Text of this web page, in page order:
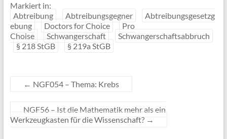
Markiert in:
Abtreibung
Abtreibungsgegner
Abtreibungsgesetzg
ebung
Doctors for Choice
Pro
Choise
Schwangerschaft
Schwangerschaftsabbruch
§ 218 StGB
§ 219a StGB
← NGF054 – Thema: Krebs
NGF56 – Ist die Mathematik mehr als ein
Werkzeugkasten für die Wissenschaft? →